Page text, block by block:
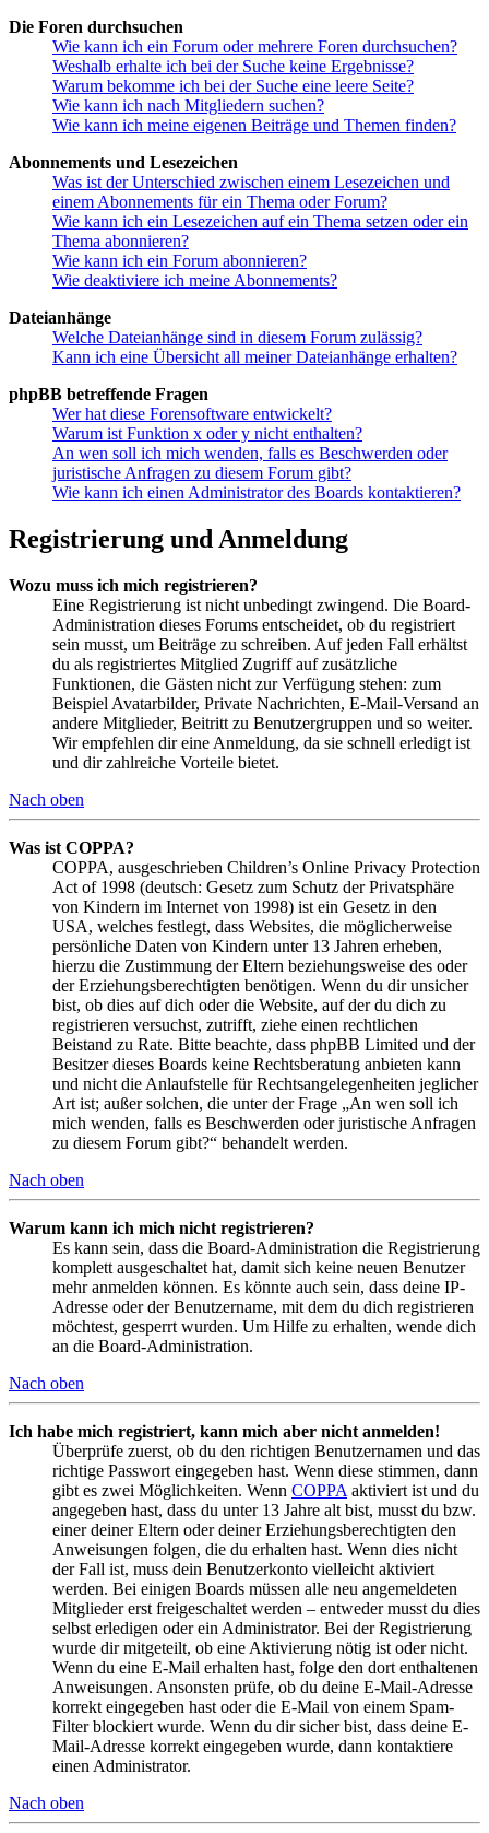
Die Foren durchsuchen
Wie kann ich ein Forum oder mehrere Foren durchsuchen?
Weshalb erhalte ich bei der Suche keine Ergebnisse?
Warum bekomme ich bei der Suche eine leere Seite?
Wie kann ich nach Mitgliedern suchen?
Wie kann ich meine eigenen Beiträge und Themen finden?
Abonnements und Lesezeichen
Was ist der Unterschied zwischen einem Lesezeichen und
einem Abonnements für ein Thema oder Forum?
Wie kann ich ein Lesezeichen auf ein Thema setzen oder ein
Thema abonnieren?
Wie kann ich ein Forum abonnieren?
Wie deaktiviere ich meine Abonnements?
Dateianhänge
Welche Dateianhänge sind in diesem Forum zulässig?
Kann ich eine Übersicht all meiner Dateianhänge erhalten?
phpBB betreffende Fragen
Wer hat diese Forensoftware entwickelt?
Warum ist Funktion x oder y nicht enthalten?
An wen soll ich mich wenden, falls es Beschwerden oder
juristische Anfragen zu diesem Forum gibt?
Wie kann ich einen Administrator des Boards kontaktieren?
Registrierung und Anmeldung
Wozu muss ich mich registrieren?
Eine Registrierung ist nicht unbedingt zwingend. Die Board-
Administration dieses Forums entscheidet, ob du registriert
sein musst, um Beiträge zu schreiben. Auf jeden Fall erhältst
du als registriertes Mitglied Zugriff auf zusätzliche
Funktionen, die Gästen nicht zur Verfügung stehen: zum
Beispiel Avatarbilder, Private Nachrichten, E-Mail-Versand an
andere Mitglieder, Beitritt zu Benutzergruppen und so weiter.
Wir empfehlen dir eine Anmeldung, da sie schnell erledigt ist
und dir zahlreiche Vorteile bietet.
Nach oben
Was ist COPPA?
COPPA, ausgeschrieben Children’s Online Privacy Protection
Act of 1998 (deutsch: Gesetz zum Schutz der Privatsphäre
von Kindern im Internet von 1998) ist ein Gesetz in den
USA, welches festlegt, dass Websites, die möglicherweise
persönliche Daten von Kindern unter 13 Jahren erheben,
hierzu die Zustimmung der Eltern beziehungsweise des oder
der Erziehungsberechtigten benötigen. Wenn du dir unsicher
bist, ob dies auf dich oder die Website, auf der du dich zu
registrieren versuchst, zutrifft, ziehe einen rechtlichen
Beistand zu Rate. Bitte beachte, dass phpBB Limited und der
Besitzer dieses Boards keine Rechtsberatung anbieten kann
und nicht die Anlaufstelle für Rechtsangelegenheiten jeglicher
Art ist; außer solchen, die unter der Frage „An wen soll ich
mich wenden, falls es Beschwerden oder juristische Anfragen
zu diesem Forum gibt?“ behandelt werden.
Nach oben
Warum kann ich mich nicht registrieren?
Es kann sein, dass die Board-Administration die Registrierung
komplett ausgeschaltet hat, damit sich keine neuen Benutzer
mehr anmelden können. Es könnte auch sein, dass deine IP-
Adresse oder der Benutzername, mit dem du dich registrieren
möchtest, gesperrt wurden. Um Hilfe zu erhalten, wende dich
an die Board-Administration.
Nach oben
Ich habe mich registriert, kann mich aber nicht anmelden!
Überprüfe zuerst, ob du den richtigen Benutzernamen und das
richtige Passwort eingegeben hast. Wenn diese stimmen, dann
gibt es zwei Möglichkeiten. Wenn COPPA aktiviert ist und du
angegeben hast, dass du unter 13 Jahre alt bist, musst du bzw.
einer deiner Eltern oder deiner Erziehungsberechtigten den
Anweisungen folgen, die du erhalten hast. Wenn dies nicht
der Fall ist, muss dein Benutzerkonto vielleicht aktiviert
werden. Bei einigen Boards müssen alle neu angemeldeten
Mitglieder erst freigeschaltet werden – entweder musst du dies
selbst erledigen oder ein Administrator. Bei der Registrierung
wurde dir mitgeteilt, ob eine Aktivierung nötig ist oder nicht.
Wenn du eine E-Mail erhalten hast, folge den dort enthaltenen
Anweisungen. Ansonsten prüfe, ob du deine E-Mail-Adresse
korrekt eingegeben hast oder die E-Mail von einem Spam-
Filter blockiert wurde. Wenn du dir sicher bist, dass deine E-
Mail-Adresse korrekt eingegeben wurde, dann kontaktiere
einen Administrator.
Nach oben